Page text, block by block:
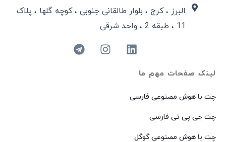
لینک صفحات مهم ما
چت با هوش مصنوعی فارسی
چت جی پی تی فارسی
چت با هوش مصنوعی گوگل
البرز ، کرج ، بلوار طالقانی جنوبی ، کوچه گلها ، پلاک
11 ، طبقه 2 ، واحد شرقی